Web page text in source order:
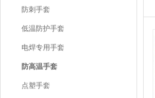
防刺手套
低温防护手套
电焊专用手套
防高温手套
点塑手套